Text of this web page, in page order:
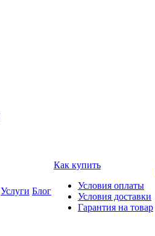
Услуги Блог
Как купить
Условия оплаты
Условия доставки
Гарантия на товар